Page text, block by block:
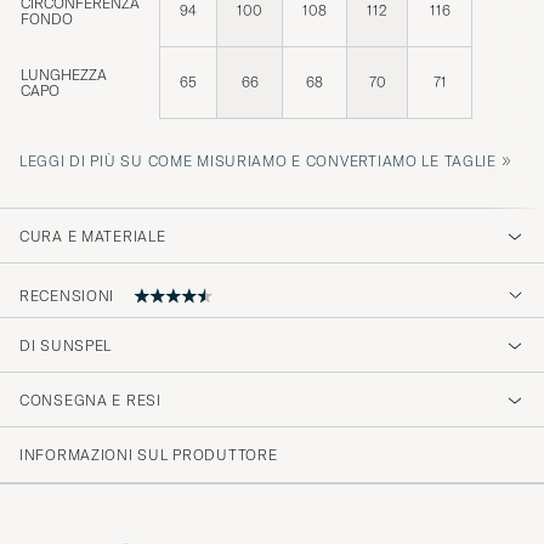
FONDO
94 100 108 112 116
LUNGHEZZA
CAPO
65 66 68 70 71
LEGGI DI PIÙ SU COME MISURIAMO E CONVERTIAMO LE TAGLIE »
CURA E MATERIALE
RECENSIONI
Material und Sitz sind topp
PETER P ACQUISTATO IL SU CAREOFCARL.DE
DI SUNSPEL
CONSEGNA E RESI
INFORMAZIONI SUL PRODUTTORE